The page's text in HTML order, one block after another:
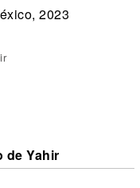
2023
de Yahir